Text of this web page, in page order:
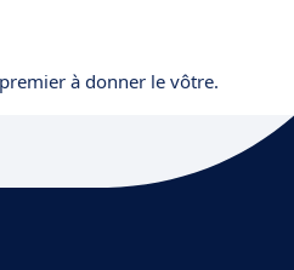
à donner le vôtre.